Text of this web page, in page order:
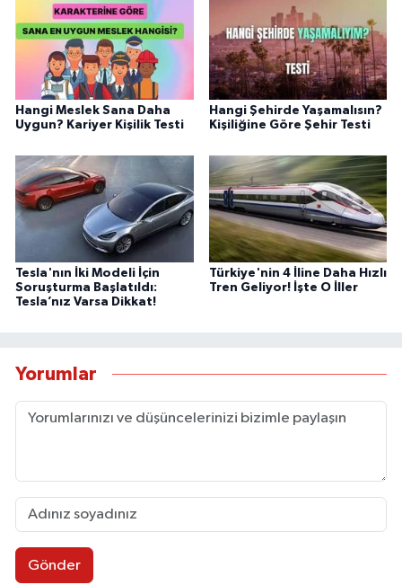
Hangi Meslek Sana Daha
Uygun? Kariyer Kişilik Testi
Hangi Şehirde Yaşamalısın?
Kişiliğine Göre Şehir Testi
Tesla'nın İki Modeli İçin
Soruşturma Başlatıldı:
Tesla’nız Varsa Dikkat!
Türkiye'nin 4 İline Daha Hızlı
Tren Geliyor! İşte O İller
Yorumlar
Gönder